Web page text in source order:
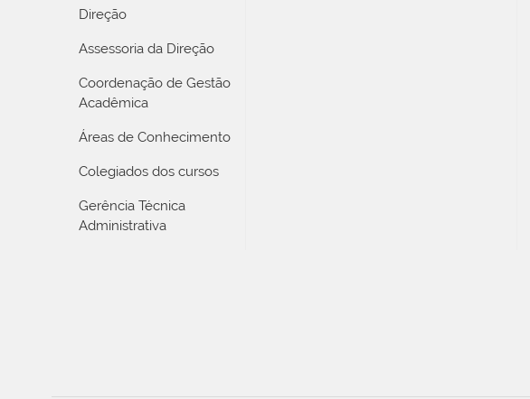
Direção
Assessoria da Direção
Coordenação de Gestão
Acadêmica
Áreas de Conhecimento
Colegiados dos cursos
Gerência Técnica
Administrativa